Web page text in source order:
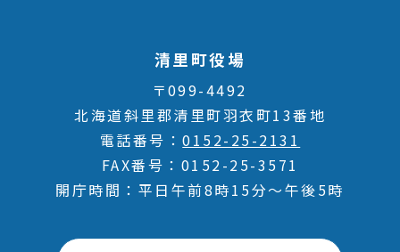
清里町役場
〒099-4492
北海道斜里郡清里町羽衣町13番地
電話番号
0152-25-2131
FAX番号
0152-25-3571
開庁時間
平日午前8時15分～午後5時